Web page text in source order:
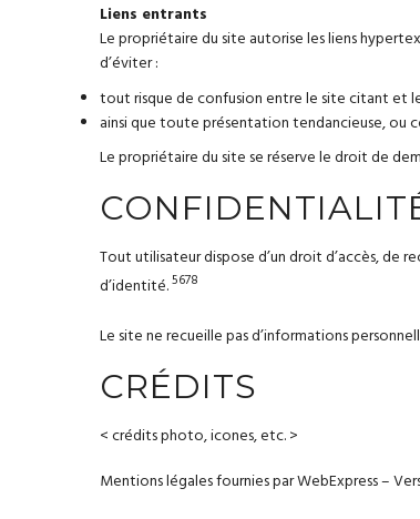
Liens entrants
Le propriétaire du site autorise les liens
d’éviter :
tout risque de confusion entre le site citant et
ainsi que toute présentation tendancieuse, ou
Le propriétaire du site se réserve le droit de
Tout utilisateur dispose d’un droit d’accès, de
d’identité.5678
Le site ne recueille pas d’informations
CRÉDITS
< crédits photo, icones, etc. >
Mentions légales fournies par WebExpress –